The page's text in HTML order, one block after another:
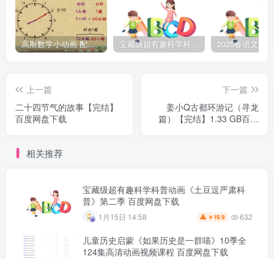
高斯数学小动画 配套小学1-6年级数学 课堂知识点动画教学视频MP4 百度网盘下载 宝藏级超有趣科学科普动画《土豆逗严肃科普》第二季 百度网盘下载
上一篇
二十四节气的故事【完结】
百度网盘下载
下一篇
姜小Q古都环游记（寻龙
篇）【完结】1.33 GB百度
相关推荐
宝藏级超有趣科学科普动画《土豆逗严肃科
普》第二季 百度网盘下载
1月15日 14:58 ￥ 19.9 632
儿童历史启蒙《如果历史是一群喵》10季全
124集高清动画视频课程 百度网盘下载